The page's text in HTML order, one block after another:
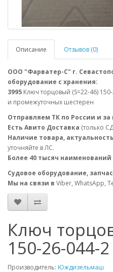
Описание Отзывов (0)
ООО "Фарватер-С" г.
оборудование с хранения:
3995 Ключ торцовый (S=22-46)
и промежуточных шестерен
Отправляем ТК по России и за
Есть Авито Доставка (только
Наличие товара,
уточняйте в ЛС.
Более 40 тысяч наименований
Судовое оборудование,
Мы на связи в Viber, WhatsApp,
Ключ
150-26-044-2
Производитель: Юждизельмаш